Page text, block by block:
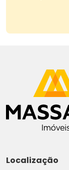
Localização